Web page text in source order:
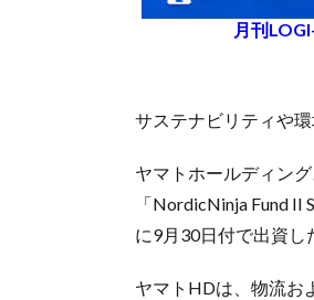
月刊
サステナビリティや
ヤマトホールディン
「NordicNinja Fund
に9月30日付で出資し
ヤマトHDは、物流お